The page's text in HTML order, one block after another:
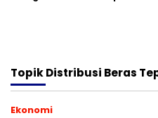
TopikDistribusi Beras
Ekonomi